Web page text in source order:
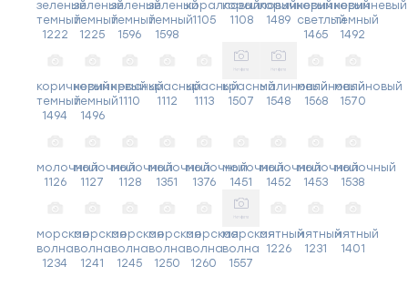
зеленый
темный
1222
зеленый
темный
1225
зеленый
темный
1596
зеленый
темный
1598
коралловый
1105
коралловый
1108
коричневый
1489
коричневый
светлый
1465
коричневый
темный
1492
коричневый
темный
1494
коричневый
темный
1496
красный
1110
красный
1112
красный
1113
красный
1507
малиновый
1548
малиновый
1568
малиновый
1570
молочный
1126
молочный
1127
молочный
1128
молочный
1351
молочный
1376
молочный
1451
молочный
1452
молочный
1453
молочный
1538
морская
волна
1234
морская
волна
1241
морская
волна
1245
морская
волна
1250
морская
волна
1260
морская
волна
1557
мятный
1226
мятный
1231
мятный
1401